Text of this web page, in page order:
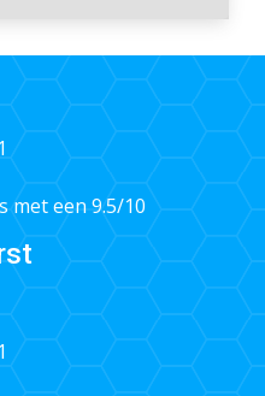
met een 9.5/10